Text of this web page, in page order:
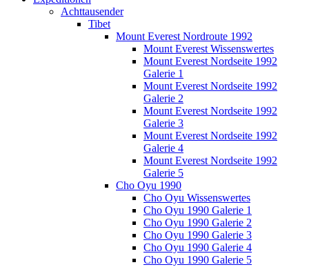
Achttausender
Tibet
Mount Everest Nordroute 1992
Mount Everest Wissenswertes
Mount Everest Nordseite 1992
Galerie 1
Mount Everest Nordseite 1992
Galerie 2
Mount Everest Nordseite 1992
Galerie 3
Mount Everest Nordseite 1992
Galerie 4
Mount Everest Nordseite 1992
Galerie 5
Cho Oyu 1990
Cho Oyu Wissenswertes
Cho Oyu 1990 Galerie 1
Cho Oyu 1990 Galerie 2
Cho Oyu 1990 Galerie 3
Cho Oyu 1990 Galerie 4
Cho Oyu 1990 Galerie 5